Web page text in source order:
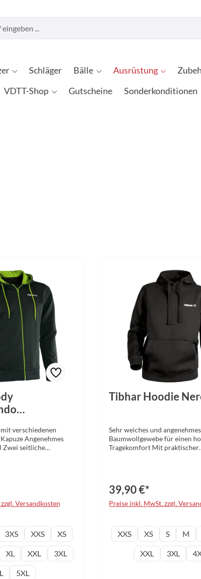
Schläger Bälle Ausrüstung
VDTT-Shop Gutscheine Sonderkonditionen
verschiedenen
Angenehmes
Zwei seitliche
5XS - 5XL
Versandkosten
auswählen
3XS XXS XS
XL XXL 3XL
5XL
Tibhar Hoodie
Sehr weiches und angenehmes
Baumwollgewebe für einen
Tragekomfort Mit praktischer
Material: 100% Baumwolle
schwarz
39,90 €*
Preise inkl. MwSt. zzgl.
Konfektionsgröße
XXS XS S M
XXL 3XL